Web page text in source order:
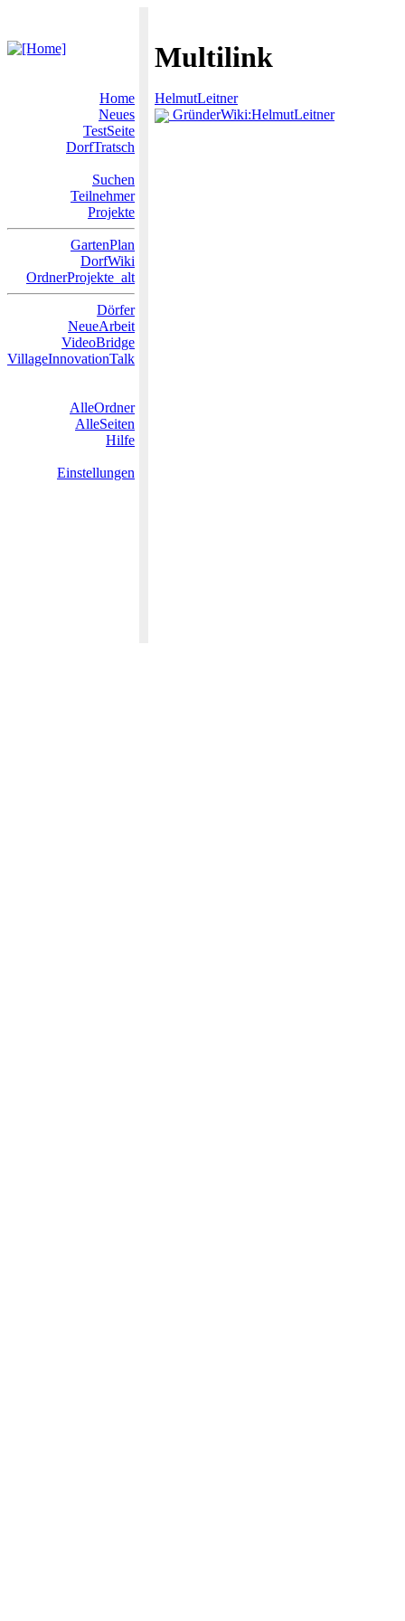
Multilink
Home
Neues
TestSeite
DorfTratsch
Suchen
Teilnehmer
Projekte
GartenPlan
DorfWiki
OrdnerProjekte_alt
Dörfer
NeueArbeit
VideoBridge
VillageInnovationTalk
AlleOrdner
AlleSeiten
Hilfe
Einstellungen
HelmutLeitner
GründerWiki:HelmutLeitner